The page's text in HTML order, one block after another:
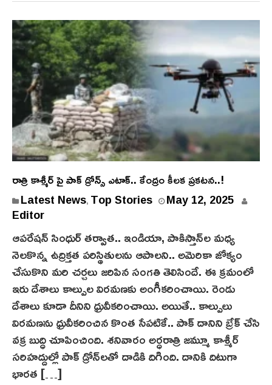
రాత్రి కాశ్మీర్ పై పాక్ డ్రోన్స్ ఎటాక్.. కేంద్రం కీలక ప్రకటన..!
Latest News, Top Stories May 12, 2025
Editor
ఆపరేషన్ సింధుర్‌ తర్వాత.. ఇండియా, పాకిస్తాన్‌ల‌ మధ్య
నెలకొన్న ఉద్రిక్తత పరిస్థితులను ఆపాలని.. అమెరికా జోక్యం
చేసుకొని మరి చ‌ర్చ‌లు జ‌రిపిన సంగ‌తి తెలిసిందే. ఈ క్రమంలో
ఇరు దేశాలు కాల్పుల విరమణకు అంగీకరించాయి. రెండు
దేశాలు కూడా దీనిని ధ్రువీకరించాయి. అయితే.. కాల్పులు
విరమణను ధ్రువీకరించిన కొంత సేపటికే.. పాక్ దానిని బ్రేక్ చేసి
వక్ర బుద్ధి చూపించింది. శనివారం అర్ధరాత్రి జమ్మూ కాశ్మీర్
సరిహద్దుల్లో పాక్‌ డ్రోన్‌ల‌తో దాడికి దిగింది. దానికి దిటుగా
భారత […]